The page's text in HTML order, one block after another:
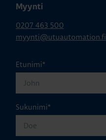
Myynti
0207 463 500
myynti@utuautomation.fi
Etunimi*
Sukunimi*